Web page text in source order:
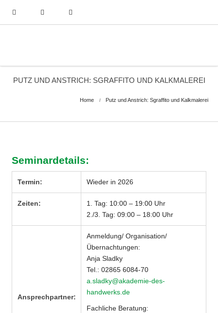
PUTZ UND ANSTRICH: SGRAFFITO UND KALKMALEREI
Home Putz und Anstrich: Sgraffito und Kalkmalerei
Seminardetails:
Termin: Wieder in 2026
Zeiten:
1. Tag: 10:00 – 19:00 Uhr
2./3. Tag: 09:00 – 18:00 Uhr
Ansprechpartner:
Anmeldung/ Organisation/
Übernachtungen:
Anja Sladky
Tel.: 02865 6084-70
a.sladky@akademie-des-
handwerks.de
Fachliche Beratung: